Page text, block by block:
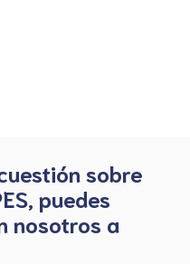
sobre
puedes
nosotros a